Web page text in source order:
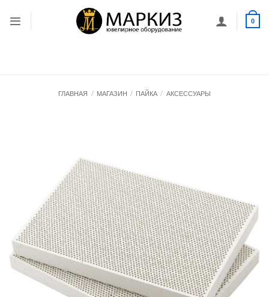
0
ГЛАВНАЯ / МАГАЗИН / ПАЙКА / АКСЕССУАРЫ